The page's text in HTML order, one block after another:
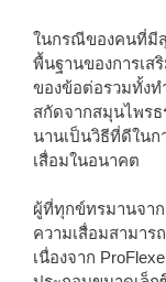
ในกรณีของคนที่มี
พื้นฐานของการเ
ของข้อต่อรวมทั้งท
สกัดจากสมุนไพรธ
นานเป็นวิธีที่ดีในก
เสื่อมในอนาคต
ผู้ที่ทุกข์ทรมานจาก
ความเสื่อมสามาร
เนื่องจาก